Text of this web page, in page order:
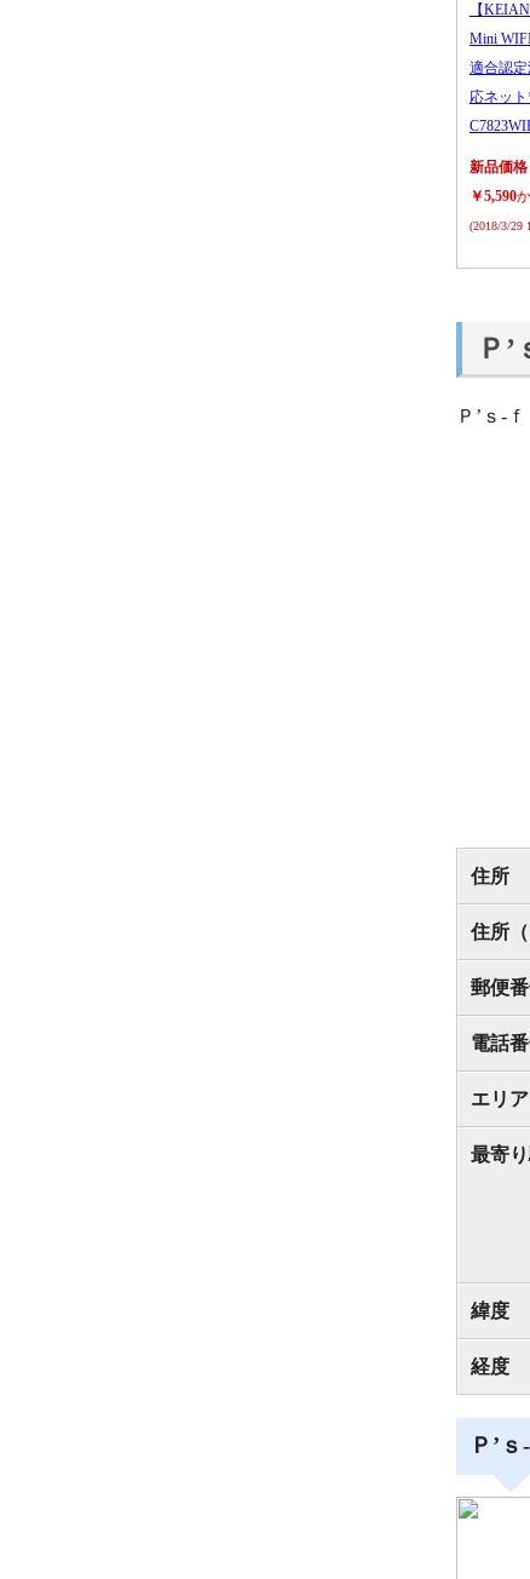
【
Mini
適合認
応ネッ
新品価格
￥5,590
(2018/3/29
Ｐ
Ｐ’ｓ‐
住所
住所（
郵便
電話
エリア
最寄
緯度
経度
Ｐ’